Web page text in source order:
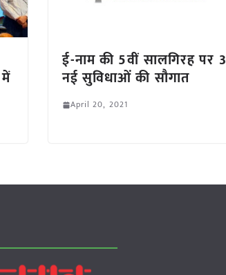
ई-नाम की 5वीं सालगिरह पर 3
नई सुविधाओं की सौगात
April 20, 2021